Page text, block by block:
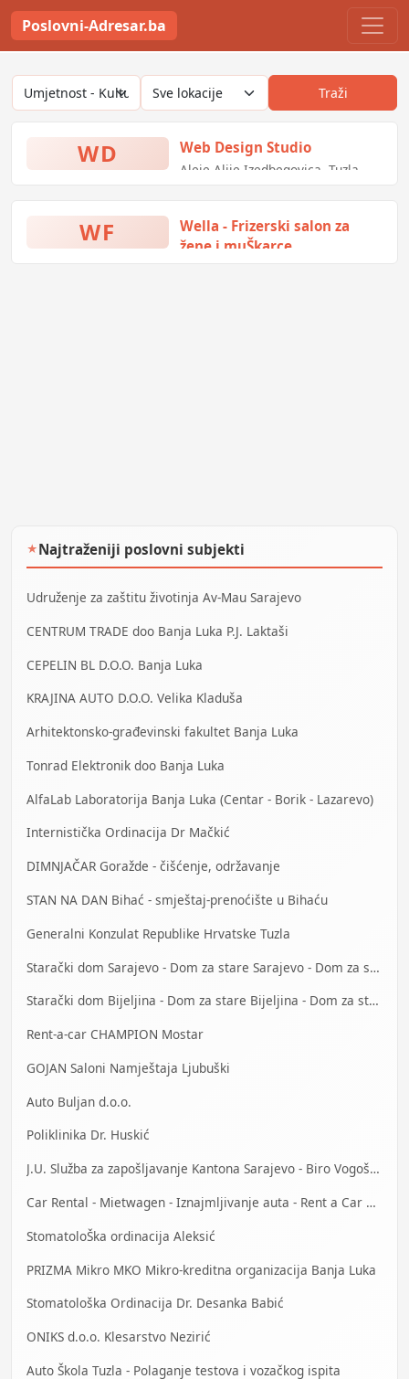
Poslovni-Adresar.ba
Traži
WD Web Design Studio
Aleje Alije Izedbegovica, Tuzla,
WF
Wella - Frizerski salon za
žene i muŠkarce
★Najtraženiji poslovni subjekti
Udruženje za zaštitu životinja Av-Mau Sarajevo
CENTRUM TRADE doo Banja Luka P.J. Laktaši
CEPELIN BL D.O.O. Banja Luka
KRAJINA AUTO D.O.O. Velika Kladuša
Arhitektonsko-građevinski fakultet Banja Luka
Tonrad Elektronik doo Banja Luka
AlfaLab Laboratorija Banja Luka (Centar - Borik - Lazarevo)
Internistička Ordinacija Dr Mačkić
DIMNJAČAR Goražde - čišćenje, održavanje
STAN NA DAN Bihać - smještaj-prenoćište u Bihaću
Generalni Konzulat Republike Hrvatske Tuzla
Starački dom Sarajevo - Dom za stare Sarajevo - Dom za stara lica Sarajevo
Starački dom Bijeljina - Dom za stare Bijeljina - Dom za stara lica Bijeljina
Rent-a-car CHAMPION Mostar
GOJAN Saloni Namještaja Ljubuški
Auto Buljan d.o.o.
Poliklinika Dr. Huskić
J.U. Služba za zapošljavanje Kantona Sarajevo - Biro Vogošća
Car Rental - Mietwagen - Iznajmljivanje auta - Rent a Car Banja Luka
StomatoloŠka ordinacija Aleksić
PRIZMA Mikro MKO Mikro-kreditna organizacija Banja Luka
Stomatološka Ordinacija Dr. Desanka Babić
ONIKS d.o.o. Klesarstvo Nezirić
Auto Škola Tuzla - Polaganje testova i vozačkog ispita